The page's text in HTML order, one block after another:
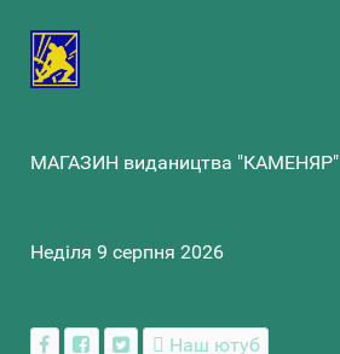
МАГАЗИН видаництва "КАМЕНЯР"
Неділя 9 серпня 2026
Наш ютуб